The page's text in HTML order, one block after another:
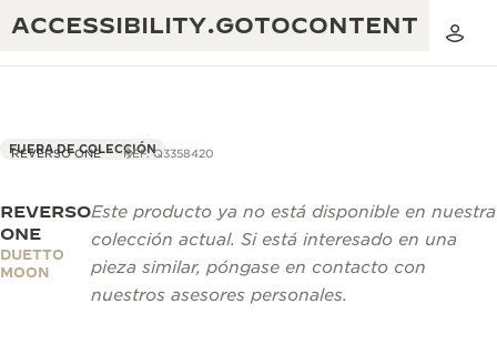
ACCESSIBILITY.GOTOCONTENT
GARANTÍA DE JAEGER-LECOULTRE
THE GOLDEN RATIO MUSICAL SHOW
THE REVERSO 1931 CAFÉ
EXCELENCIA: MÁS DE 190 AÑOS
CREATIVIDAD: MÁS DE 430 PATENTES
REVERSO ONE REF. Q3358420
FUERA DE COLECCIÓN
REVERSO
ONE
DUETTO
MOON
Este producto ya no está disponible en nuestra
colección actual. Si está interesado en una
pieza similar, póngase en contacto con
nuestros asesores personales.